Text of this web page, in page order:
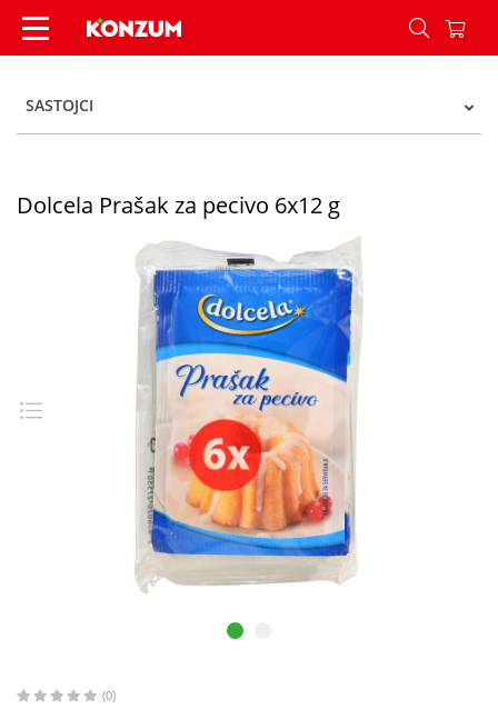
Dolcela Prašak za pecivo 6x12 g - Konzum
SASTOJCI
Dolcela Prašak za pecivo 6x12 g
(0)